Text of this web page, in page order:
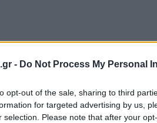
- Do Not Process My Personal
opt-out of the sale, sharing to third
for targeted advertising by us,
selection. Please note that after your